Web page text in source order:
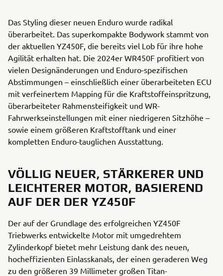
Das Styling dieser neuen Enduro wurde radikal
überarbeitet. Das superkompakte Bodywork stammt von
der aktuellen YZ450F, die bereits viel Lob für ihre hohe
Agilität erhalten hat. Die 2024er WR450F profitiert von
vielen Designänderungen und Enduro-spezifischen
Abstimmungen – einschließlich einer überarbeiteten ECU
mit verfeinertem Mapping für die Kraftstoffeinspritzung,
überarbeiteter Rahmensteifigkeit und WR-
Fahrwerkseinstellungen mit einer niedrigeren Sitzhöhe –
sowie einem größeren Kraftstofftank und einer
kompletten Enduro-tauglichen Ausstattung.
VÖLLIG NEUER, STÄRKERER UND
LEICHTERER MOTOR, BASIEREND
AUF DER DER YZ450F
Der auf der Grundlage des erfolgreichen YZ450F
Triebwerks entwickelte Motor mit umgedrehtem
Zylinderkopf bietet mehr Leistung dank des neuen,
hocheffizienten Einlasskanals, der einen geraderen Weg
zu den größeren 39 Millimeter großen Titan-